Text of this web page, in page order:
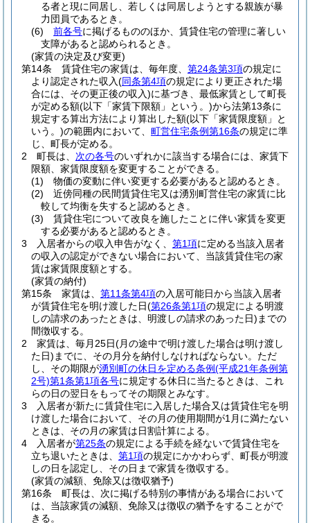
る者と現に同居し、若しくは同居しようとする親族が暴
力団員であるとき。
(6)
前各号に掲げるもののほか、賃貸住宅の管理に著しい
支障があると認められるとき。
(家賃の決定及び変更)
第14条
賃貸住宅の家賃は、毎年度、 第24条第3項の規定に
より認定された収入(同条第4項の規定により更正された場
合には、その更正後の収入)に基づき、最低家賃として町長
が定める額(以下「家賃下限額」という。)から法第13条に
規定する算出方法により算出した額(以下「家賃限度額」と
いう。)の範囲内において、 町営住宅条例第16条の規定に準
じ、町長が定める。
2
町長は、 次の各号のいずれかに該当する場合には、家賃下
限額、家賃限度額を変更することができる。
(1)
物価の変動に伴い変更する必要があると認めるとき。
(2)
近傍同種の民間賃貸住宅又は湧別町営住宅の家賃に比
較して均衡を失すると認めるとき。
(3)
賃貸住宅について改良を施したことに伴い家賃を変更
する必要があると認めるとき。
3
入居者からの収入申告がなく、 第1項に定める当該入居者
の収入の認定ができない場合において、当該賃貸住宅の家
賃は家賃限度額とする。
(家賃の納付)
第15条
家賃は、 第11条第4項の入居可能日から当該入居者
が賃貸住宅を明け渡した日(第26条第1項の規定による明渡
しの請求のあったときは、明渡しの請求のあった日) までの
間徴収する。
2
家賃は、毎月25日(月の途中で明け渡した場合は明け渡し
た日) までに、その月分を納付しなければならない。 ただ
し、その期限が湧別町の休日を定める条例(平成21年条例第
2号)第1条第1項各号に規定する休日に当たるときは、これ
らの日の翌日をもってその期限とみなす。
3
入居者が新たに賃貸住宅に入居した場合又は賃貸住宅を明
け渡した場合において、その月の使用期間が1月に満たない
ときは、その月の家賃は日割計算による。
4
入居者が第25条の規定による手続を経ないで賃貸住宅を
立ち退いたときは、 第1項の規定にかかわらず、町長が明渡
しの日を認定し、その日まで家賃を徴収する。
(家賃の減額、免除又は徴収猶予)
第16条
町長は、次に掲げる特別の事情がある場合において
は、当該家賃の減額、免除又は徴収の猶予をすることがで
きる。